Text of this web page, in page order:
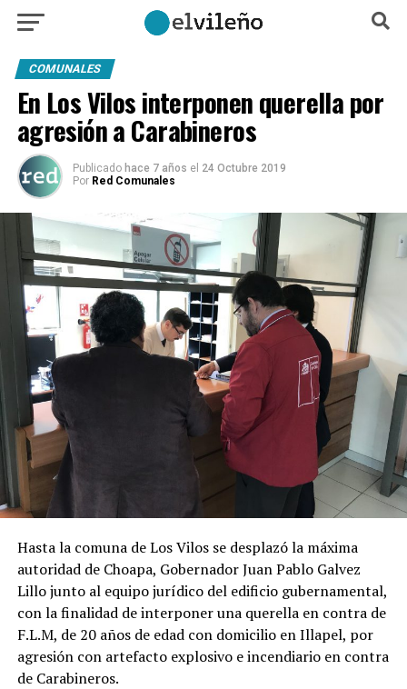
COMUNALES
En Los Vilos interponen querella por
agresión a Carabineros
Publicado hace 7 años el 24 Octubre 2019
Por Red Comunales
Hasta la comuna de Los Vilos se desplazó la máxima
autoridad de Choapa, Gobernador Juan Pablo Galvez
Lillo junto al equipo jurídico del edificio gubernamental,
con la finalidad de interponer una querella en contra de
F.L.M, de 20 años de edad con domicilio en Illapel, por
agresión con artefacto explosivo e incendiario en contra
de Carabineros.